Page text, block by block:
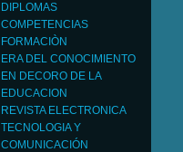
DIPLOMAS
COMPETENCIAS
FORMACIÒN
ERA DEL CONOCIMIENTO
EN DECORO DE LA
EDUCACION
REVISTA ELECTRONICA
TECNOLOGIA Y
COMUNICACIÓN